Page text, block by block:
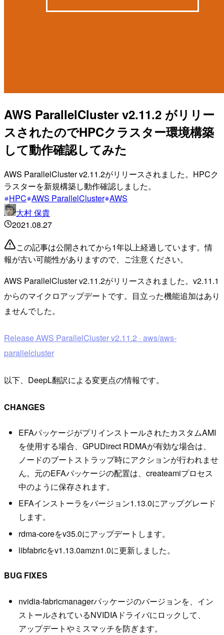
AWS ParallelCluster v2.11.2 がリリー
スされたのでHPCクラスター環境構築
して動作確認してみた
AWS ParallelCluster v2.11.2がリリースされました。HPCク
ラスターを新規構築し動作確認しました。
HPC AWS ParallelCluster AWS
大村 保貴
2021.08.27
この記事は公開されてから1年以上経過しています。情
報が古い可能性がありますので、ご注意ください。
AWS ParallelCluster v2.11.2がリリースされました。v2.11.1
からのマイクロアップデートです。目立った機能追加はあり
ませんでした。
Release AWS ParallelCluster v2.11.2 · aws/aws-
parallelcluster
以下、DeepL翻訳による変更点の情報です。
CHANGES
EFAパッケージがプリインストールされたカスタムAMI
を使用する場合、GPUDirect RDMAが有効な場合は、
ノードのブートストラップ時にアクションが行われませ
ん。元のEFAパッケージの配置は、createamiプロセス
中のように保存されます。
EFAインストーラをバージョン1.13.0にアップグレード
します。
rdma-coreをv35.0にアップデートします。
libfabricをv1.13.0amzn1.0に更新しました。
BUG FIXES
nvidia-fabricmanagerパッケージのバージョンを、イン
ストールされているNVIDIAドライバにロックして、
アップデートやミスマッチを防ぎます。